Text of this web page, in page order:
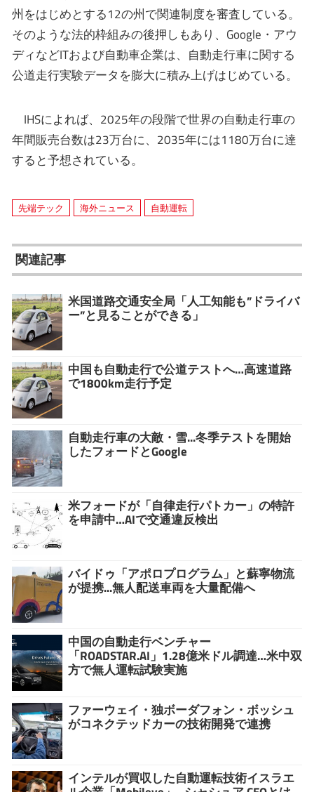
州をはじめとする12の州で関連制度を審査している。
そのような法的枠組みの後押しもあり、Google・アウ
ディなどITおよび自動車企業は、自動走行車に関する
公道走行実験データを膨大に積み上げはじめている。
IHSによれば、2025年の段階で世界の自動走行車の
年間販売台数は23万台に、2035年には1180万台に達
すると予想されている。
先端テック 海外ニュース 自動運転
関連記事
米国道路交通安全局「人工知能も”ドライバ
ー”と見ることができる」
中国も自動走行で公道テストへ…高速道路
で1800km走行予定
自動走行車の大敵・雪...冬季テストを開始
したフォードとGoogle
米フォードが「自律走行パトカー」の特許
を申請中…AIで交通違反検出
バイドゥ「アポロプログラム」と蘇寧物流
が提携...無人配送車両を大量配備へ
中国の自動走行ベンチャー
「ROADSTAR.AI」1.28億米ドル調達…米中双
方で無人運転試験実施
ファーウェイ・独ボーダフォン・ボッシュ
がコネクテッドカーの技術開発で連携
インテルが買収した自動運転技術イスラエ